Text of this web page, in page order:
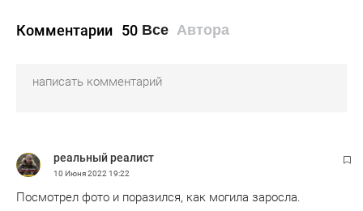
Комментарии 50 Все Автора
реальный реалист
10 Июня 202219:22
Посмотрел фото и поразился, как могила заросла.